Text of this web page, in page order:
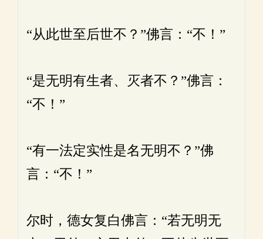
“从此世至后世不？”佛言：“不！”
“是无明有生者、灭者不？”佛言：
“不！”
“有一法定实性是名无明不？”佛
言：“不！”
尔时，德女复白佛言：“若无明无